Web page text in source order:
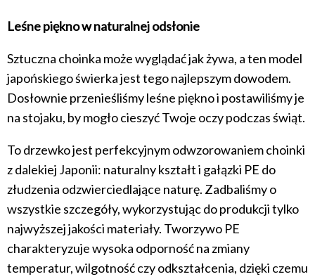
Leśne piękno w naturalnej odsłonie
Sztuczna choinka może wyglądać jak żywa, a ten model
japońskiego świerka jest tego najlepszym dowodem.
Dosłownie przenieśliśmy leśne piękno i postawiliśmy je
na stojaku, by mogło cieszyć Twoje oczy podczas świąt.
To drzewko jest perfekcyjnym odwzorowaniem choinki
z dalekiej Japonii: naturalny kształt i gałązki PE do
złudzenia odzwierciedlające naturę. Zadbaliśmy o
wszystkie szczegóły, wykorzystując do produkcji tylko
najwyższej jakości materiały. Tworzywo PE
charakteryzuje wysoka odporność na zmiany
temperatur, wilgotność czy odkształcenia, dzięki czemu